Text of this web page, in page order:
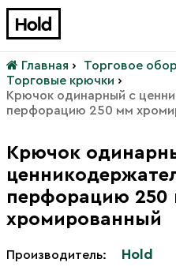
Главная › Торговое
Торговые крючки ›
Крючок одинарный с
перфорацию 250 мм
Крючок
перфорацию 250
хромированный
Производитель: Hold